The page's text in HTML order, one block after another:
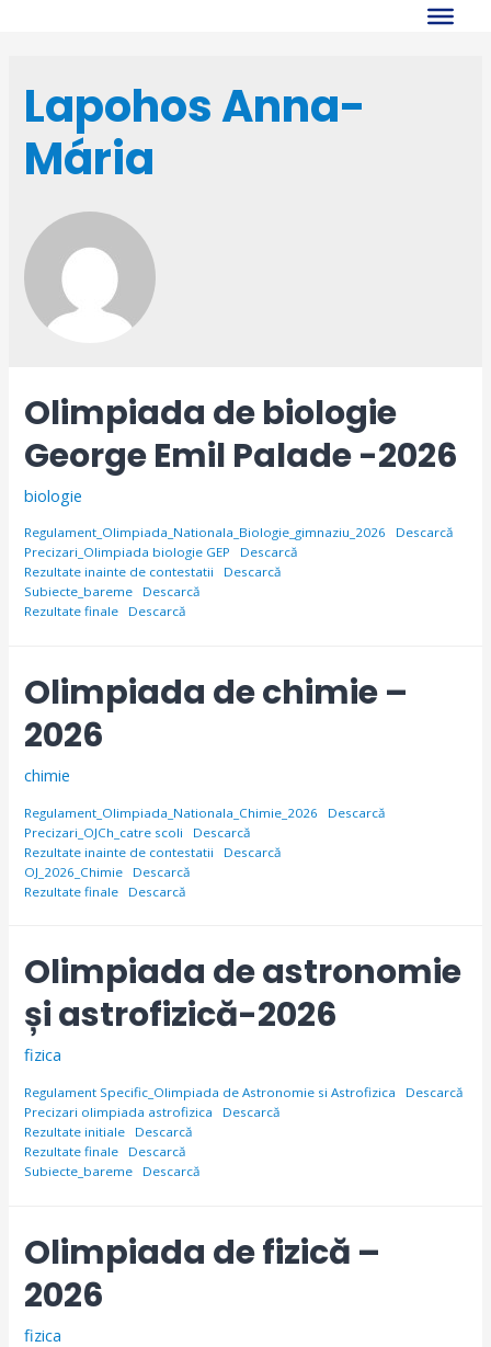
Lapohos Anna-
Mária
Olimpiada de biologie
George Emil Palade -2026
biologie
Regulament_Olimpiada_Nationala_Biologie_gimnaziu_2026
Descarcă
Precizari_Olimpiada biologie GEP
Descarcă
Rezultate inainte de contestatii
Descarcă
Subiecte_bareme
Descarcă
Rezultate finale
Descarcă
Olimpiada de chimie –
2026
chimie
Regulament_Olimpiada_Nationala_Chimie_2026
Descarcă
Precizari_OJCh_catre scoli
Descarcă
Rezultate inainte de contestatii
Descarcă
OJ_2026_Chimie
Descarcă
Rezultate finale
Descarcă
Olimpiada de astronomie
și astrofizică-2026
fizica
Regulament Specific_Olimpiada de Astronomie si Astrofizica
Descarcă
Precizari olimpiada astrofizica
Descarcă
Rezultate initiale
Descarcă
Rezultate finale
Descarcă
Subiecte_bareme
Descarcă
Olimpiada de fizică –
2026
fizica